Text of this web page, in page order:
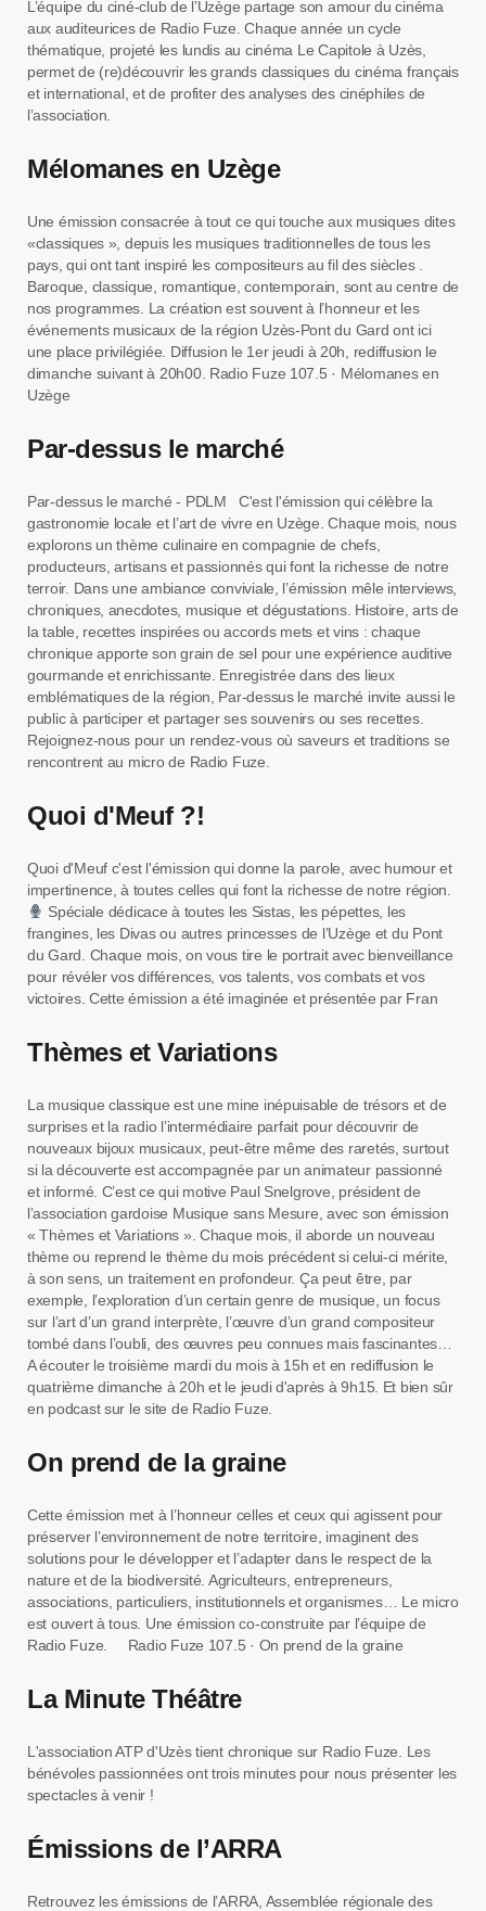
L’équipe du ciné-club de l’Uzège partage son amour du cinéma
aux auditeurices de Radio Fuze. Chaque année un cycle
thématique, projeté les lundis au cinéma Le Capitole à Uzès,
permet de (re)découvrir les grands classiques du cinéma français
et international, et de profiter des analyses des cinéphiles de
l’association.
Mélomanes en Uzège
Une émission consacrée à tout ce qui touche aux musiques dites
«classiques », depuis les musiques traditionnelles de tous les
pays, qui ont tant inspiré les compositeurs au fil des siècles .
Baroque, classique, romantique, contemporain, sont au centre de
nos programmes. La création est souvent à l’honneur et les
événements musicaux de la région Uzès-Pont du Gard ont ici
une place privilégiée. Diffusion le 1er jeudi à 20h, rediffusion le
dimanche suivant à 20h00. Radio Fuze 107.5 · Mélomanes en
Uzège
Par-dessus le marché
Par-dessus le marché - PDLM C'est l'émission qui célèbre la
gastronomie locale et l’art de vivre en Uzège. Chaque mois, nous
explorons un thème culinaire en compagnie de chefs,
producteurs, artisans et passionnés qui font la richesse de notre
terroir. Dans une ambiance conviviale, l’émission mêle interviews,
chroniques, anecdotes, musique et dégustations. Histoire, arts de
la table, recettes inspirées ou accords mets et vins : chaque
chronique apporte son grain de sel pour une expérience auditive
gourmande et enrichissante. Enregistrée dans des lieux
emblématiques de la région, Par-dessus le marché invite aussi le
public à participer et partager ses souvenirs ou ses recettes.
Rejoignez-nous pour un rendez-vous où saveurs et traditions se
rencontrent au micro de Radio Fuze.
Quoi d'Meuf ?!
Quoi d'Meuf c'est l'émission qui donne la parole, avec humour et
impertinence, à toutes celles qui font la richesse de notre région.
Spéciale dédicace à toutes les Sistas, les pépettes, les
frangines, les Divas ou autres princesses de l’Uzège et du Pont
du Gard. Chaque mois, on vous tire le portrait avec bienveillance
pour révéler vos différences, vos talents, vos combats et vos
victoires. Cette émission a été imaginée et présentée par Fran
Thèmes et Variations
La musique classique est une mine inépuisable de trésors et de
surprises et la radio l’intermédiaire parfait pour découvrir de
nouveaux bijoux musicaux, peut-être même des raretés, surtout
si la découverte est accompagnée par un animateur passionné
et informé. C’est ce qui motive Paul Snelgrove, président de
l’association gardoise Musique sans Mesure, avec son émission
« Thèmes et Variations ». Chaque mois, il aborde un nouveau
thème ou reprend le thème du mois précédent si celui-ci mérite,
à son sens, un traitement en profondeur. Ça peut être, par
exemple, l’exploration d’un certain genre de musique, un focus
sur l’art d’un grand interprète, l’œuvre d’un grand compositeur
tombé dans l’oubli, des œuvres peu connues mais fascinantes…
A écouter le troisième mardi du mois à 15h et en rediffusion le
quatrième dimanche à 20h et le jeudi d'après à 9h15. Et bien sûr
en podcast sur le site de Radio Fuze.
On prend de la graine
Cette émission met à l’honneur celles et ceux qui agissent pour
préserver l’environnement de notre territoire, imaginent des
solutions pour le développer et l’adapter dans le respect de la
nature et de la biodiversité. Agriculteurs, entrepreneurs,
associations, particuliers, institutionnels et organismes… Le micro
est ouvert à tous. Une émission co-construite par l’équipe de
Radio Fuze. Radio Fuze 107.5 · On prend de la graine
La Minute Théâtre
L'association ATP d'Uzès tient chronique sur Radio Fuze. Les
bénévoles passionnées ont trois minutes pour nous présenter les
spectacles à venir !
Émissions de l’ARRA
Retrouvez les émissions de l’ARRA, Assemblée régionale des